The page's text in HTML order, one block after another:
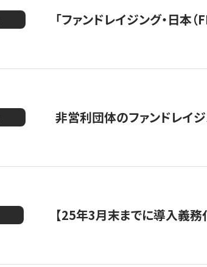
「ファンドレイジング・日本
非営利団体のファンドレイ
【25年3月末までに導入義